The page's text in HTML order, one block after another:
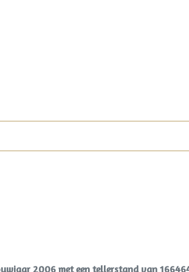
2006 met een tellerstand van